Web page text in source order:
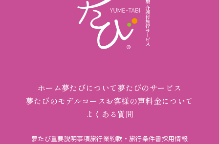
ホーム夢たびについて夢たびのサービス
夢たびのモデルコースお客様の声料金について
よくある質問
夢たび重要説明事項旅行業約款・旅行条件書採用情報